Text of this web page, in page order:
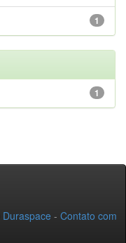
1
1
Duraspace - Contato com